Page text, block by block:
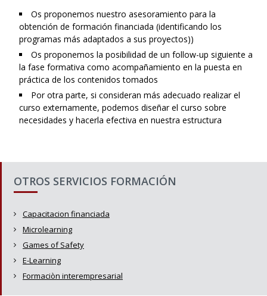
Os proponemos nuestro asesoramiento para la
obtención de formación financiada (identificando los
programas más adaptados a sus proyectos))
Os proponemos la posibilidad de un follow-up siguiente a
la fase formativa como acompañamiento en la puesta en
práctica de los contenidos tomados
Por otra parte, si consideran más adecuado realizar el
curso externamente, podemos diseñar el curso sobre
necesidades y hacerla efectiva en nuestra estructura
OTROS SERVICIOS FORMACIÓN
Capacitacion financiada
Microlearning
Games of Safety
E-Learning
Formaciòn interempresarial